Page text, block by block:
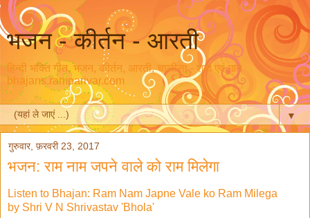
भजन - कीर्तन - आरती
हिन्दी भक्ति गीत, भजन, कीर्तन, आरती, चालीसा - शब्द एवं गान
bhajans.ramparivar.com
▼
गुरुवार, फ़रवरी 23, 2017
भजन: राम नाम जपने वाले को राम मिलेगा
Listen to Bhajan: Ram Nam Japne Vale ko Ram Milega
by Shri V N Shrivastav 'Bhola'